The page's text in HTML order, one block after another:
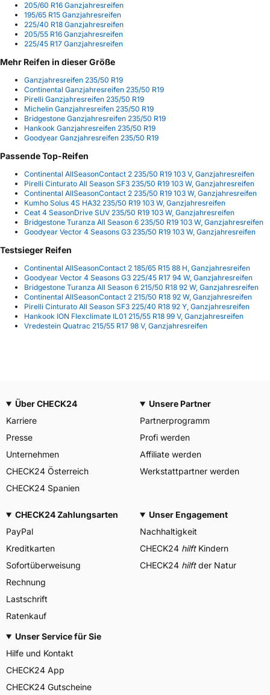
205/60 R16 Ganzjahresreifen
195/65 R15 Ganzjahresreifen
225/40 R18 Ganzjahresreifen
205/55 R16 Ganzjahresreifen
225/45 R17 Ganzjahresreifen
Mehr Reifen in dieser Größe
Ganzjahresreifen 235/50 R19
Continental Ganzjahresreifen 235/50 R19
Pirelli Ganzjahresreifen 235/50 R19
Michelin Ganzjahresreifen 235/50 R19
Bridgestone Ganzjahresreifen 235/50 R19
Hankook Ganzjahresreifen 235/50 R19
Goodyear Ganzjahresreifen 235/50 R19
Passende Top-Reifen
Continental AllSeasonContact 2 235/50 R19 103 V, Ganzjahresreifen
Pirelli Cinturato All Season SF3 235/50 R19 103 W, Ganzjahresreifen
Continental AllSeasonContact 2 235/50 R19 103 W, Ganzjahresreifen
Kumho Solus 4S HA32 235/50 R19 103 W, Ganzjahresreifen
Ceat 4 SeasonDrive SUV 235/50 R19 103 W, Ganzjahresreifen
Bridgestone Turanza All Season 6 235/50 R19 103 W, Ganzjahresreifen
Goodyear Vector 4 Seasons G3 235/50 R19 103 W, Ganzjahresreifen
Testsieger Reifen
Continental AllSeasonContact 2 185/65 R15 88 H, Ganzjahresreifen
Goodyear Vector 4 Seasons G3 225/45 R17 94 W, Ganzjahresreifen
Bridgestone Turanza All Season 6 215/50 R18 92 W, Ganzjahresreifen
Continental AllSeasonContact 2 215/50 R18 92 W, Ganzjahresreifen
Pirelli Cinturato All Season SF3 225/40 R18 92 Y, Ganzjahresreifen
Hankook ION Flexclimate IL01 215/55 R18 99 V, Ganzjahresreifen
Vredestein Quatrac 215/55 R17 98 V, Ganzjahresreifen
Über CHECK24
Karriere
Presse
Unternehmen
CHECK24 Österreich
CHECK24 Spanien
Unsere Partner
Partnerprogramm
Profi werden
Affiliate werden
Werkstattpartner werden
CHECK24 Zahlungsarten
PayPal
Kreditkarten
Sofortüberweisung
Rechnung
Lastschrift
Ratenkauf
Unser Engagement
Nachhaltigkeit
CHECK24 hilftKindern
CHECK24 hilftder Natur
Unser Service für Sie
Hilfe und Kontakt
CHECK24 App
CHECK24 Gutscheine